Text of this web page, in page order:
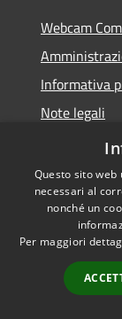
Webcam
Informativa
Note legali
Accessibilità
Questo sito
necessari al
nonché un
Per maggiori